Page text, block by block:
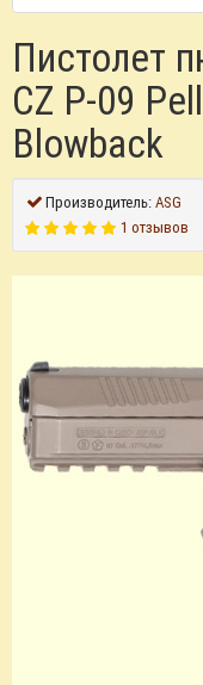
Пистолет
CZ P-09
Blowback
Производитель:ASG
1 отзывов